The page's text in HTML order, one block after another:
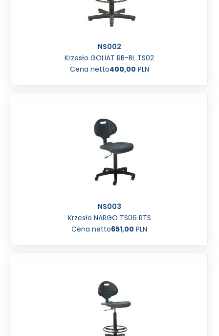
NS002
Krzesło GOLIAT RB-BL TS02
Cena netto400,00 PLN
NS003
Krzesło NARGO TS06 RTS
Cena netto651,00 PLN